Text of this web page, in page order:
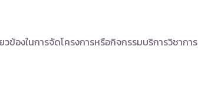
ข้องในการจัดโครงการหรือกิจกรรมบริการวิชาการ